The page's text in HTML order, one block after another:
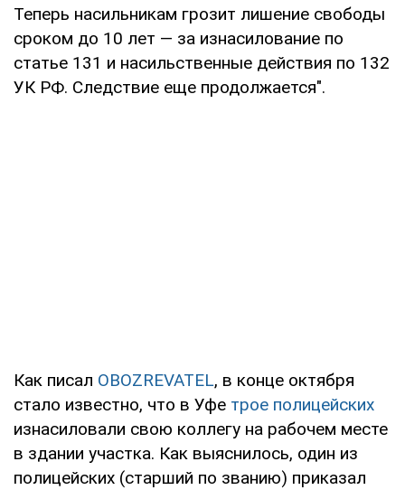
Теперь насильникам грозит лишение свободы
сроком до 10 лет — за изнасилование по
статье 131 и насильственные действия по 132
УК РФ. Следствие еще продолжается".
Как писал OBOZREVATEL, в конце октября
стало известно, что в Уфе трое полицейских
изнасиловали свою коллегу на рабочем месте
в здании участка. Как выяснилось, один из
полицейских (старший по званию) приказал